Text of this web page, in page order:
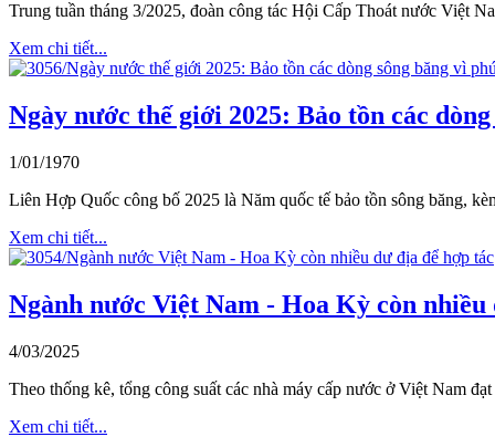
Trung tuần tháng 3/2025, đoàn công tác Hội Cấp Thoát nước Việt
Xem chi tiết...
Ngày nước thế giới 2025: Bảo tồn các
1/01/1970
Liên Hợp Quốc công bố 2025 là Năm quốc tế bảo tồn sông băng,
Xem chi tiết...
Ngành nước Việt Nam - Hoa Kỳ còn nhiều
4/03/2025
Theo thống kê, tổng công suất các nhà máy cấp nước ở Việt Nam
Xem chi tiết...